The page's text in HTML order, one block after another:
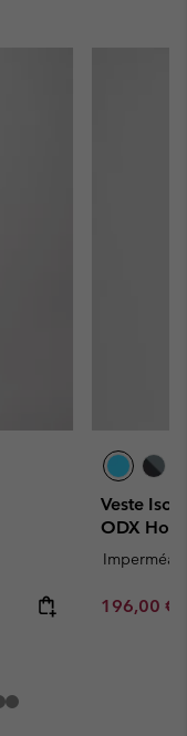
Veste
ODX
Sale price:
196,00 €